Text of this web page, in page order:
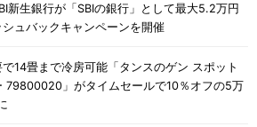
新生銀行が「SBIの銀行」として最大5.2万円
ュバックキャンペーンを開催
で14畳まで冷房可能「タンスのゲン スポット
79800020」がタイムセールで10％オフの5万